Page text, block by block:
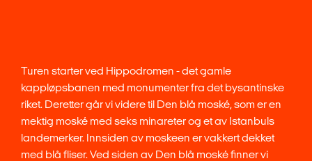
Turen starter ved Hippodromen - det gamle
kappløpsbanen med monumenter fra det bysantinske
riket. Deretter går vi videre til Den blå moské, som er en
mektig moské med seks minareter og et av Istanbuls
landemerker. Innsiden av moskeen er vakkert dekket
med blå fliser. Ved siden av Den blå moské finner vi